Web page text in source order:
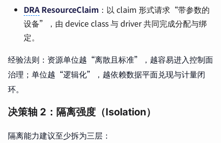
DRA ResourceClaim ：以 claim 形式请求“带参数的
设备”，由 device class 与 driver 共同完成分配与绑
定。
经验法则：资源单位越“离散且标准”，越容易进入控制面
治理；单位越“逻辑化”，越依赖数据平面兑现与计量闭
环。
决策轴 2：隔离强度（Isolation）
隔离能力建议至少拆为三层：